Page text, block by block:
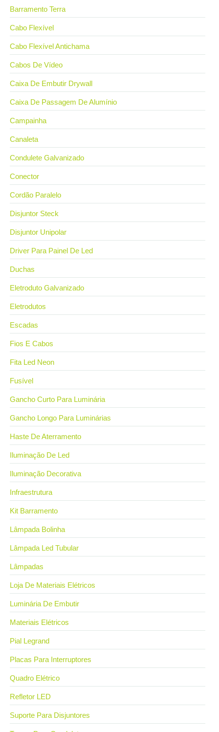
Barramento Terra
Cabo Flexível
Cabo Flexível Antichama
Cabos De Vídeo
Caixa De Embutir Drywall
Caixa De Passagem De Alumínio
Campainha
Canaleta
Condulete Galvanizado
Conector
Cordão Paralelo
Disjuntor Steck
Disjuntor Unipolar
Driver Para Painel De Led
Duchas
Eletroduto Galvanizado
Eletrodutos
Escadas
Fios E Cabos
Fita Led Neon
Fusível
Gancho Curto Para Luminária
Gancho Longo Para Luminárias
Haste De Aterramento
Iluminação De Led
Iluminação Decorativa
Infraestrutura
Kit Barramento
Lâmpada Bolinha
Lâmpada Led Tubular
Lâmpadas
Loja De Materiais Elétricos
Luminária De Embutir
Materiais Elétricos
Pial Legrand
Placas Para Interruptores
Quadro Elétrico
Refletor LED
Suporte Para Disjuntores